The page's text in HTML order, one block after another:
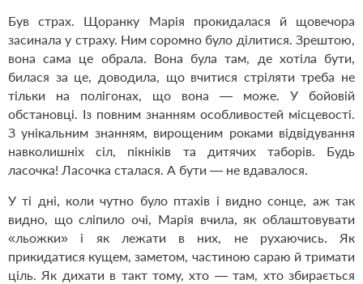
Був страх. Щоранку Марія прокидалася й щовечора
засинала у страху. Ним соромно було ділитися. Зрештою,
вона сама це обрала. Вона була там, де хотіла бути,
билася за це, доводила, що вчитися стріляти треба не
тільки на полігонах, що вона — може. У бойовій
обстановці. Із повним знанням особливостей місцевості.
З унікальним знанням, вирощеним роками відвідування
навколишніх сіл, пікніків та дитячих таборів. Будь
ласочка! Ласочка сталася. А бути — не вдавалося.
У ті дні, коли чутно було птахів і видно сонце, аж так
видно, що сліпило очі, Марія вчила, як облаштовувати
«льожки» і як лежати в них, не рухаючись. Як
прикидатися кущем, заметом, частиною сараю й тримати
ціль. Як дихати в такт тому, хто — там, хто збирається